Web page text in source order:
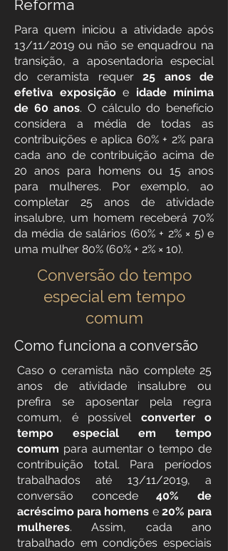
Reforma
Para quem iniciou a atividade após
13/11/2019 ou não se enquadrou na
transição, a aposentadoria especial
do ceramista requer25 anos de
efetiva exposiçãoe idade mínima
de 60 anos. O cálculo do benefício
considera a média de todas as
contribuições e aplica 60% + 2% para
cada ano de contribuição acima de
20 anos para homens ou 15 anos
para mulheres. Por exemplo, ao
completar 25 anos de atividade
insalubre, um homem receberá 70%
da média de salários (60% + 2% × 5) e
uma mulher 80% (60% + 2% × 10).
Conversão do tempo
especial em tempo
comum
Como funciona a conversão
Caso o ceramista não complete 25
anos de atividade insalubre ou
prefira se aposentar pela regra
comum, é possível converter o
tempo especial em tempo
comum para aumentar o tempo de
contribuição total. Para períodos
trabalhados até 13/11/2019, a
conversão concede40% de
acréscimo para homens e 20% para
mulheres. Assim, cada ano
trabalhado em condições especiais